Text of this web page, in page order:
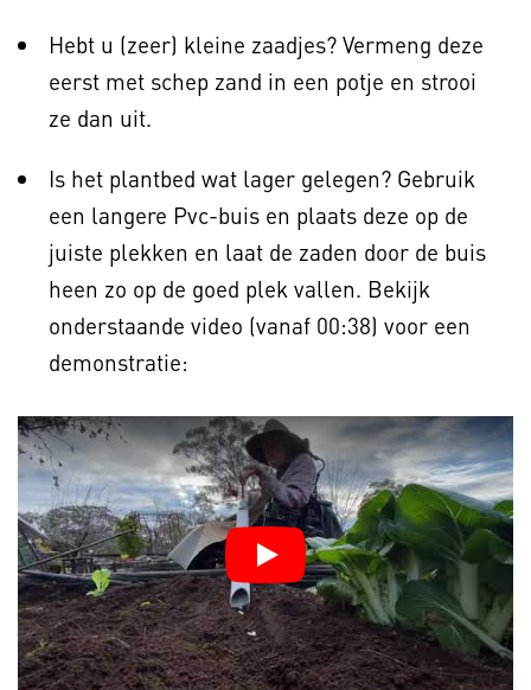
Hebt u (zeer) kleine zaadjes? Vermeng deze
eerst met schep zand in een potje en strooi
ze dan uit.
Is het plantbed wat lager gelegen? Gebruik
een langere Pvc-buis en plaats deze op de
juiste plekken en laat de zaden door de buis
heen zo op de goed plek vallen. Bekijk
onderstaande video (vanaf 00:38) voor een
demonstratie: